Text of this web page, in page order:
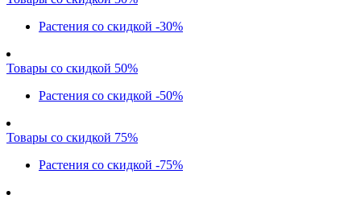
Растения со скидкой -30%
Товары со скидкой 50%
Растения со скидкой -50%
Товары со скидкой 75%
Растения со скидкой -75%